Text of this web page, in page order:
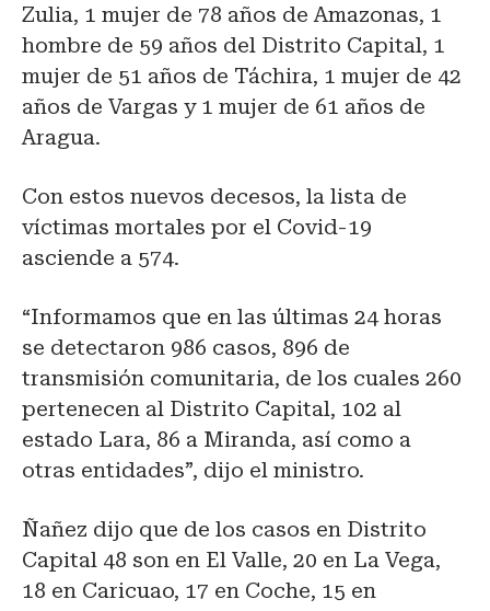
Zulia, 1 mujer de 78 años de Amazonas, 1
hombre de 59 años del Distrito Capital, 1
mujer de 51 años de Táchira, 1 mujer de 42
años de Vargas y 1 mujer de 61 años de
Aragua.
Con estos nuevos decesos, la lista de
víctimas mortales por el Covid-19
asciende a 574.
“Informamos que en las últimas 24 horas
se detectaron 986 casos, 896 de
transmisión comunitaria, de los cuales 260
pertenecen al Distrito Capital, 102 al
estado Lara, 86 a Miranda, así como a
otras entidades”, dijo el ministro.
Ñañez dijo que de los casos en Distrito
Capital 48 son en El Valle, 20 en La Vega,
18 en Caricuao, 17 en Coche, 15 en